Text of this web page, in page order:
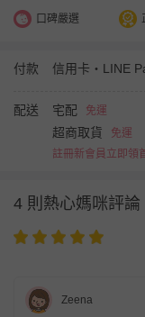
口碑嚴選
付款
配送 宅配 免運
超商取貨
免運
註冊新會員立即領
4 則熱心媽咪評論
Zeena